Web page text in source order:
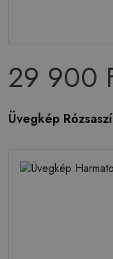
29 900
Üvegkép